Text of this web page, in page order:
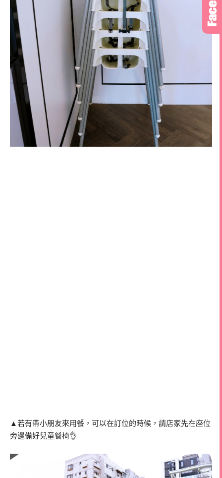
▲若有帶小朋友來用餐，可以在訂位的時候，請店家先在座位
旁邊備好兒童餐椅👌